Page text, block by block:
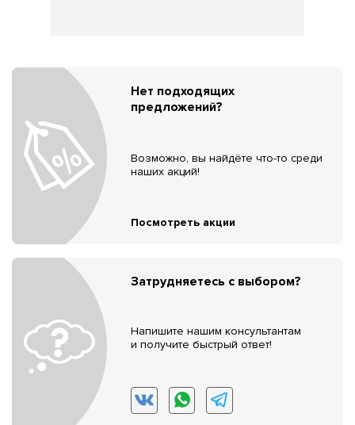
Нет подходящих
предложений?
Возможно, вы найдёте что-то среди
наших акций!
Посмотреть акции
Затрудняетесь с выбором?
Напишите нашим консультантам
и получите быстрый ответ!